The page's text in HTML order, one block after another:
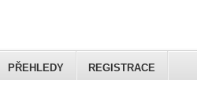
PŘEHLEDY REGISTRACE